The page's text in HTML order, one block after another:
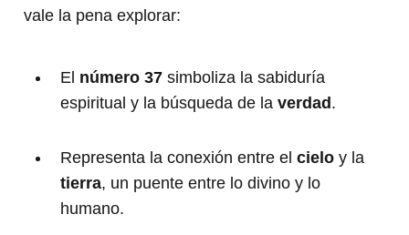
vale la pena explorar:
El número 37 simboliza la sabiduría
espiritual y la búsqueda de la verdad.
Representa la conexión entre el cielo y la
tierra, un puente entre lo divino y lo
humano.